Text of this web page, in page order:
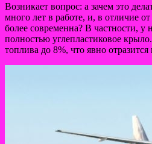
Возникает вопрос: а зачем это
много лет в работе, и, в отличие
более современна? В частности, у
полностью углепластиковое
топлива до 8%, что явно отразится